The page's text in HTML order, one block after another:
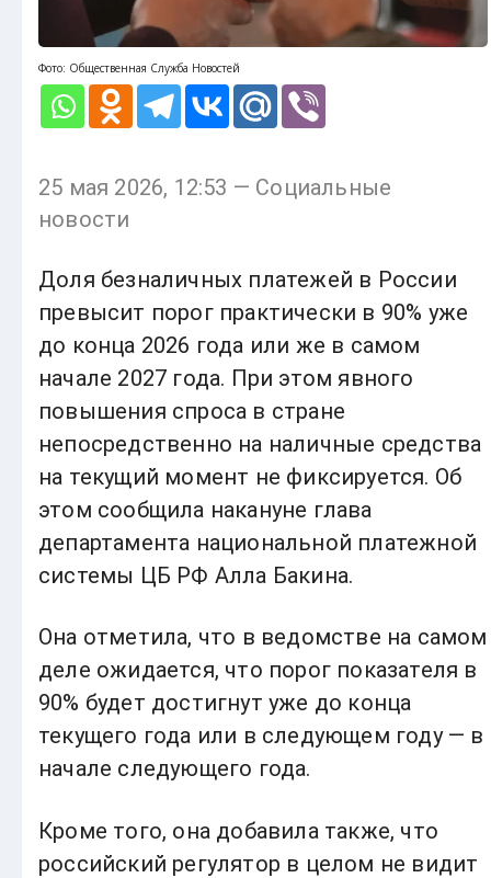
Фото: Общественная Служба Новостей
25 мая 2026, 12:53 — Социальные
новости
Доля безналичных платежей в России
превысит порог практически в 90% уже
до конца 2026 года или же в самом
начале 2027 года. При этом явного
повышения спроса в стране
непосредственно на наличные средства
на текущий момент не фиксируется. Об
этом сообщила накануне глава
департамента национальной платежной
системы ЦБ РФ Алла Бакина.
Она отметила, что в ведомстве на самом
деле ожидается, что порог показателя в
90% будет достигнут уже до конца
текущего года или в следующем году — в
начале следующего года.
Кроме того, она добавила также, что
российский регулятор в целом не видит